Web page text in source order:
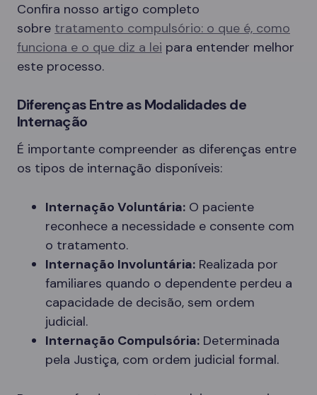
Confira nosso artigo completo
sobre tratamento compulsório: o que é, como
funciona e o que diz a lei para entender melhor
este processo.
Diferenças Entre as Modalidades de
Internação
É importante compreender as diferenças entre
os tipos de internação disponíveis:
Internação Voluntária: O paciente
reconhece a necessidade e consente com
o tratamento.
Internação Involuntária: Realizada por
familiares quando o dependente perdeu a
capacidade de decisão, sem ordem
judicial.
Internação Compulsória: Determinada
pela Justiça, com ordem judicial formal.